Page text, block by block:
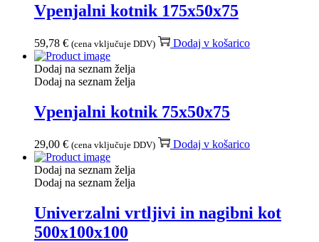
Vpenjalni kotnik 175x50x75
59,78 € (cena vključuje DDV) Dodaj v košarico
Dodaj na seznam želja
Dodaj na seznam želja
Vpenjalni kotnik 75x50x75
29,00 € (cena vključuje DDV) Dodaj v košarico
Dodaj na seznam želja
Dodaj na seznam želja
Univerzalni vrtljivi in ​​nagibni kot
500x100x100